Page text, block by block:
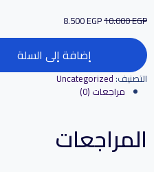
10.000EGP
8.500EGP
إضافة إلى السلة
التصنيف:Uncategorized
مراجعات (0)
المراجعات